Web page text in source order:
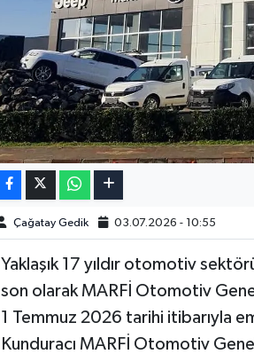
Çağatay Gedik 03.07.2026 - 10:55
Yaklaşık 17 yıldır otomotiv
son olarak MARFİ Otomotiv
1 Temmuz 2026 tarihi itibarıyla
Kunduracı MARFİ Otomotiv